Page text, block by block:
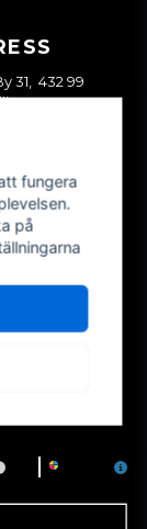
31, 432 99
konto
fungera
på